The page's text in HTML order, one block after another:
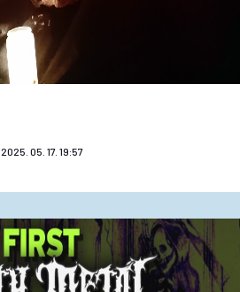
2025. 05. 17. 19:57